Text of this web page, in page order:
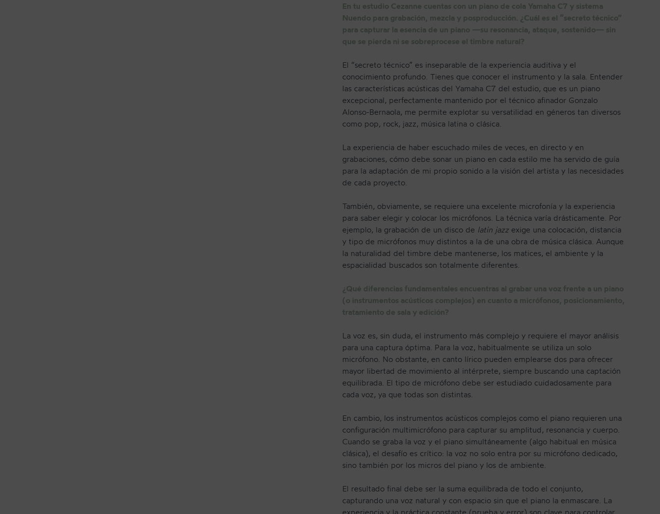
En tu estudio Cezanne cuentas con un piano de cola Yamaha C7 y sistema
Nuendo para grabación, mezcla y posproducción. ¿Cuál es el “secreto técnico”
para capturar la esencia de un piano —su resonancia, ataque, sostenido— sin
que se pierda ni se sobreprocese el timbre natural?
El “secreto técnico” es inseparable de la experiencia auditiva y el
conocimiento profundo. Tienes que conocer el instrumento y la sala. Entender
las características acústicas del Yamaha C7 del estudio, que es un piano
excepcional, perfectamente mantenido por el técnico afinador Gonzalo
Alonso-Bernaola, me permite explotar su versatilidad en géneros tan diversos
como pop, rock, jazz, música latina o clásica.
La experiencia de haber escuchado miles de veces, en directo y en
grabaciones, cómo debe sonar un piano en cada estilo me ha servido de guía
para la adaptación de mi propio sonido a la visión del artista y las necesidades
de cada proyecto.
También, obviamente, se requiere una excelente microfonía y la experiencia
para saber elegir y colocar los micrófonos. La técnica varía drásticamente. Por
ejemplo, la grabación de un disco de latin jazz exige una colocación, distancia
y tipo de micrófonos muy distintos a la de una obra de música clásica. Aunque
la naturalidad del timbre debe mantenerse, los matices, el ambiente y la
espacialidad buscados son totalmente diferentes.
¿Qué diferencias fundamentales encuentras al grabar una voz frente a un piano
(o instrumentos acústicos complejos) en cuanto a micrófonos, posicionamiento,
tratamiento de sala y edición?
La voz es, sin duda, el instrumento más complejo y requiere el mayor análisis
para una captura óptima. Para la voz, habitualmente se utiliza un solo
micrófono. No obstante, en canto lírico pueden emplearse dos para ofrecer
mayor libertad de movimiento al intérprete, siempre buscando una captación
equilibrada. El tipo de micrófono debe ser estudiado cuidadosamente para
cada voz, ya que todas son distintas.
En cambio, los instrumentos acústicos complejos como el piano requieren una
configuración multimicrófono para capturar su amplitud, resonancia y cuerpo.
Cuando se graba la voz y el piano simultáneamente (algo habitual en música
clásica), el desafío es crítico: la voz no solo entra por su micrófono dedicado,
sino también por los micros del piano y los de ambiente.
El resultado final debe ser la suma equilibrada de todo el conjunto,
capturando una voz natural y con espacio sin que el piano la enmascare. La